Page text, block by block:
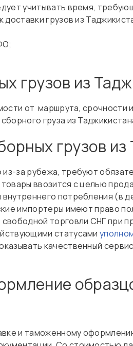
учитывать время,
грузов из
грузов из
от маршрута, срочности
груза из
грузов из
за рубежа, требуют
ввозится с целью
потребления (в
импортеры имеют право
торговли СНГ при
статусами
качественный
и таможенному